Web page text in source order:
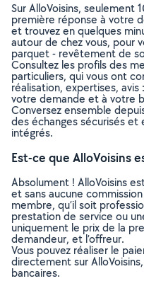
Sur AlloVoisins, seulement
première réponse à votre
et trouvez en quelques
autour de chez vous, pour
parquet - revêtement de
Consultez les profils des
particuliers, qui vous ont
réalisation, expertises,
votre demande et à votre
Conversez ensemble
des échanges sécurisés et
intégrés.
Est-ce que AlloVoisins
Absolument ! AlloVoisins
et sans aucune
membre, qu’il soit
prestation de service ou
uniquement le prix de la
demandeur, et l’offreur.
Vous pouvez réaliser le
directement sur
bancaires.